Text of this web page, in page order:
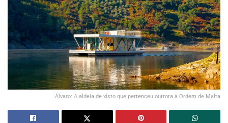
Álvaro: A aldeia de xisto que pertenceu outrora à Ordem de Malta